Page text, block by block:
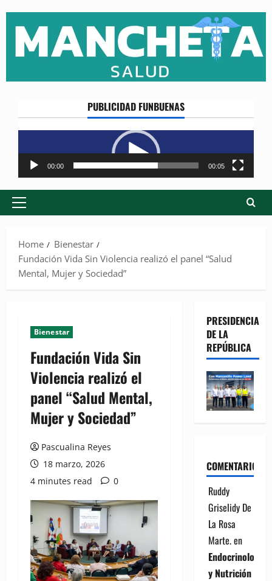
content
PUBLICIDAD FUNBUENAS
Reproductor
de
vídeo
00:00 00:05
Primary
Home
Bienestar
Fundación Vida Sin Violencia realizó el panel “Salud
Mental, Mujer y Sociedad”
Bienestar
Fundación Vida Sin
Violencia realizó el
panel “Salud Mental,
Mujer y Sociedad”
Pascualina Reyes
18 marzo, 2026
4 minutes read
0
PRESIDENCIA
DE LA
REPÚBLICA
COMENTARIOS
Ruddy
Griselidy De
La Rosa
Marte.en
Endocrinología
y Nutrición